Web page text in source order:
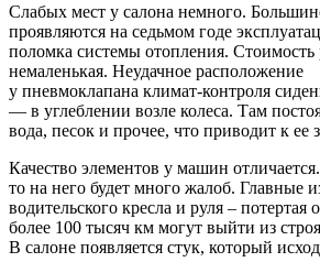
Слабых мест у салона немного.
проявляются на седьмом годе
поломка системы отопления. Стоимость
немаленькая. Неудачное расположение
у пневмоклапана климат-контроля
— в углеблении возле колеса. Там
вода, песок и прочее, что приводит к ее
Качество элементов у машин
то на него будет много жалоб. Главные
водительского кресла и руля –
более 100 тысяч км могут выйти из строя
В салоне появляется стук, который